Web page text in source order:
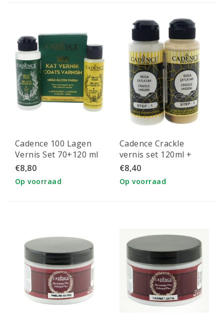
Cadence 100 Lagen
Vernis Set 70+120 ml
€8,80
Op voorraad
Cadence Crackle
vernis set 120ml +
120ml (transparent
crackle) Let op los
verpakt!
€8,40
Op voorraad